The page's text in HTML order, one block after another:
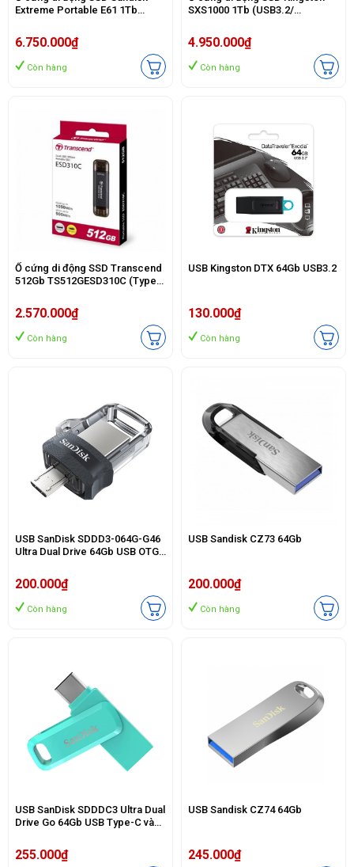
Extreme Portable E61 1Tb
và USB3.1/ 1050MB/s/
1000MB/s/ Đen)
6.750.000₫
Còn hàng
SXS1000 1Tb (USB3.2/
4.950.000₫
Còn hàng
Ổ cứng di động SSD Transcend
512Gb TS512GESD310C (Type-
950Mb/s/ Đen)
2.570.000₫
Còn hàng
USB Kingston DTX 64Gb USB3.2
130.000₫
Còn hàng
USB SanDisk SDDD3-064G-G46
Ultra Dual Drive 64Gb USB OTG
200.000₫
Còn hàng
USB Sandisk CZ73 64Gb
200.000₫
Còn hàng
USB SanDisk SDDDC3 Ultra Dual
Drive Go 64Gb USB Type-C và
255.000₫
USB Sandisk CZ74 64Gb
245.000₫